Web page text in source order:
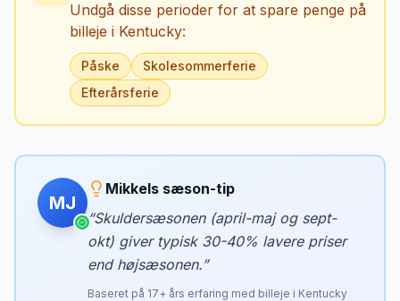
Undgå disse perioder for at spare penge på
billeje i Kentucky:
Påske
Skolesommerferie
Efterårsferie
MJ
Mikkels sæson-tip
“Skuldersæsonen (april-maj og sept-
okt) giver typisk 30-40% lavere priser
end højsæsonen.”
Baseret på 17+ års erfaring med billeje i Kentucky